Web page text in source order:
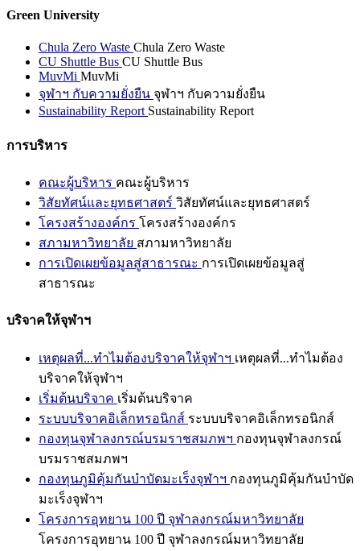
Green University
Chula Zero Waste Chula Zero Waste
CU Shuttle Bus CU Shuttle Bus
MuvMi MuvMi
จุฬาฯ กับความยั่งยืน จุฬาฯ กับความยั่งยืน
Sustainability Report Sustainability Report
การบริหาร
คณะผู้บริหาร คณะผู้บริหาร
วิสัยทัศน์และยุทธศาสตร์ วิสัยทัศน์และยุทธศาสตร์
โครงสร้างองค์กร โครงสร้างองค์กร
สภามหาวิทยาลัย สภามหาวิทยาลัย
การเปิดเผยข้อมูลสู่สาธารณะ การเปิดเผยข้อมูลสู่
สาธารณะ
บริจาคให้จุฬาฯ
เหตุผลที่...ทำไมต้องบริจาคให้จุฬาฯ เหตุผลที่...ทำไมต้อง
บริจาคให้จุฬาฯ
เริ่มต้นบริจาค เริ่มต้นบริจาค
ระบบบริจาคอิเล็กทรอนิกส์ ระบบบริจาคอิเล็กทรอนิกส์
กองทุนจุฬาลงกรณ์บรมราชสมภพฯ กองทุนจุฬาลงกรณ์
บรมราชสมภพฯ
กองทุนภูมิคุ้มกันบำบัดมะเร็งจุฬาฯ กองทุนภูมิคุ้มกันบำบัด
มะเร็งจุฬาฯ
โครงการอุทยาน 100 ปี จุฬาลงกรณ์มหาวิทยาลัย
โครงการอุทยาน 100 ปี จุฬาลงกรณ์มหาวิทยาลัย